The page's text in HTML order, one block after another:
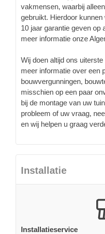
vakmensen, waarbij
gebruikt. Hierdoor
10 jaar garantie geven op
meer informatie onze
Wij doen altijd ons
meer informatie over een
bouwvergunningen,
misschien op een paar
bij de montage van uw
probleem of uw vraag,
en wij helpen u graag
Installatie
Installatieservice